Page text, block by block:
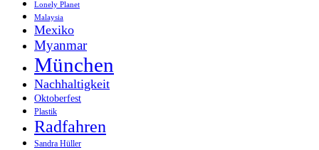
Lonely Planet
Malaysia
Mexiko
Myanmar
München
Nachhaltigkeit
Oktoberfest
Plastik
Radfahren
Sandra Hüller